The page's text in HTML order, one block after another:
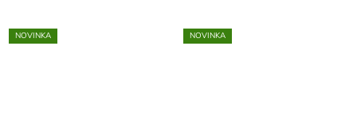
NOVINKA NOVINKA